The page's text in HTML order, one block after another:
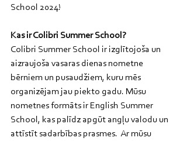
School 2024!
Kas ir Colibri Summer School?
Colibri Summer School ir izglītojoša un
aizraujoša vasaras dienas nometne
bērniem un pusaudžiem, kuru mēs
organizējam jau piekto gadu. Mūsu
nometnes formāts ir English Summer
School, kas palīdz apgūt angļu valodu un
attīstīt sadarbības prasmes.  Ar mūsu